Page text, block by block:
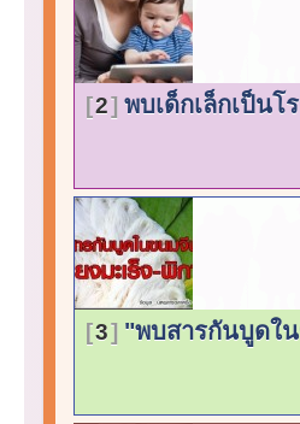
2 พบเด็กเล็กเป็นโ
3 "พบสารกันบูดใ